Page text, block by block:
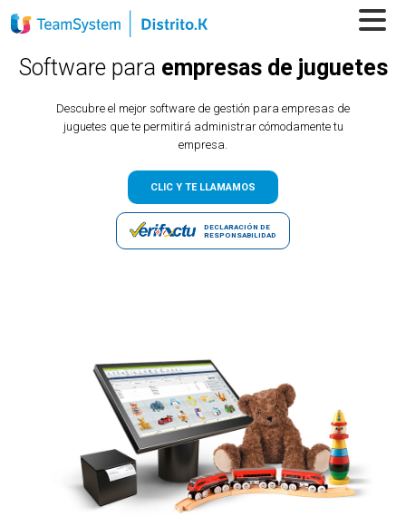
Software para empresas de juguetes
Descubre el mejor software de gestión para empresas de
juguetes que te permitirá administrar cómodamente tu
empresa.
CLIC Y TE LLAMAMOS
DECLARACIÓN DE
RESPONSABILIDAD